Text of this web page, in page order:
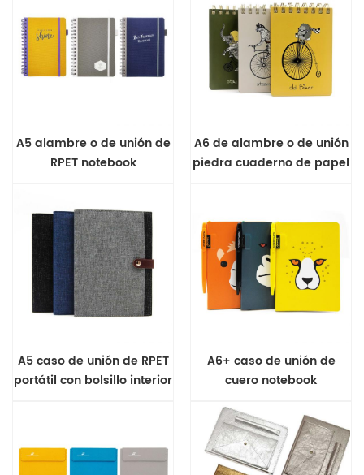
A5 alambre o de unión de
RPET notebook
A6 de alambre o de unión
piedra cuaderno de papel
A5 caso de unión de RPET
portátil con bolsillo interior
A6+ caso de unión de
cuero notebook